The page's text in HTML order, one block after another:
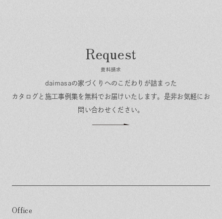
資料請求
daimasaの家づくりへのこだわりが詰まった
カタログと施工事例集を無料でお届けいたします。 是非お気軽にお
問い合わせください。
Office